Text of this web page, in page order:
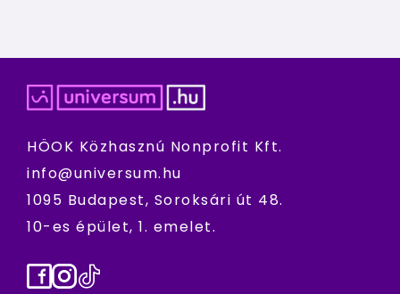
HÖOK Közhasznú Nonprofit Kft.
info@universum.hu
1095 Budapest, Soroksári út 48.
10-es épület, 1. emelet.
Facebook
Instagram
TikTok